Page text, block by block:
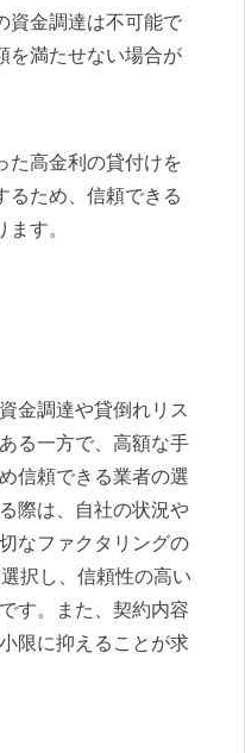
資金調達は不可能で
を満たせない場合が
た高金利の貸付けを
るため、信頼できる
す。
金調達や貸倒れリス
る一方で、高額な手
信頼できる業者の選
際は、自社の状況や
なファクタリングの
択し、信頼性の高い
す。また、契約内容
限に抑えることが求